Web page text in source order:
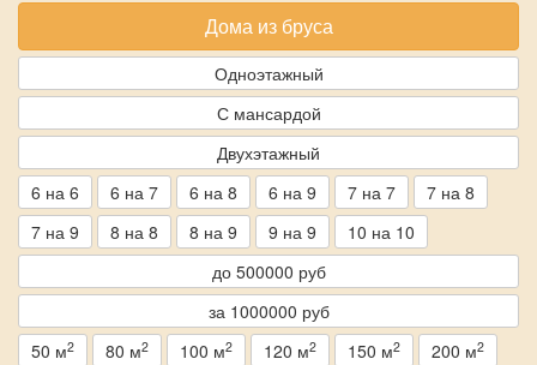
Дома из бруса
Одноэтажный
С мансардой
Двухэтажный
6 на 6
6 на 7 6 на 8 6 на 9 7 на 7
7 на 8
7 на 9
8 на 8 8 на 9 9 на 9
10 на 10
до 500000 руб
за 1000000 руб
50 м2 80 м2 100 м2 120 м2 150 м2 200 м2